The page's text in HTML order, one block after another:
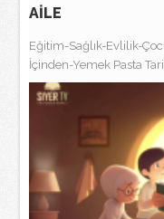
AİLE
Eğitim-Sağlık-Evlilik-
İçinden-Yemek Pasta